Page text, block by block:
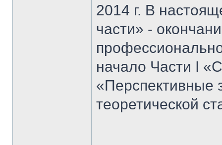
2014 г. В
части» -
начало Части I
«Перспективные
теоретической